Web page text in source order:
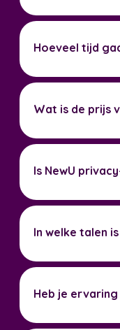
Hoeveel tijd
Wat is de prijs
Is NewU
In welke talen
Heb je